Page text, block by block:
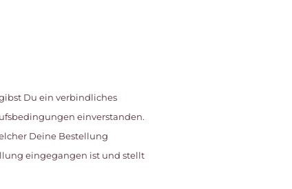
Du ein verbindliches
einverstanden.
Deine Bestellung
eingegangen ist und stellt